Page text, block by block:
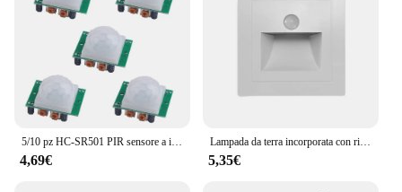
5/10 pz HC-SR501 PIR sensore a infrarossi regolare IR piroelettrico infrarossi PIR sensore di movimento modulo rilevatore per Arduino Raspberry Pi
4,69€
Lampada da terra incorporata con rilevamento a infrarossi umano da 3 pezzi, lampada da terra AC110V-240V lampada da gradino a LED da 2W, decorazione della camera da letto della scala
5,35€